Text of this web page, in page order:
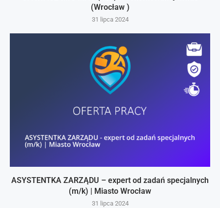
(Wrocław )
31 lipca 2024
ASYSTENTKA ZARZĄDU – expert od zadań specjalnych
(m/k) | Miasto Wrocław
31 lipca 2024